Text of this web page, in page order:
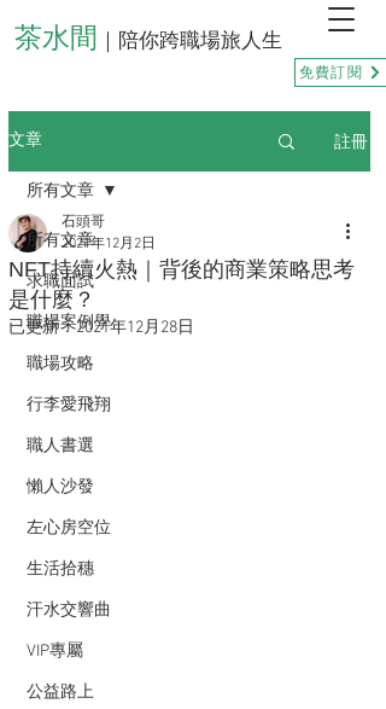
茶水間 ｜陪你跨職場旅人生
免費訂閱
文章 註冊
所有文章
求職面試
職場案例學
職場攻略
行李愛飛翔
職人書選
懶人沙發
左心房空位
生活拾穗
汗水交響曲
VIP專屬
公益路上
所有文章
NFT持續火熱｜背後的商業策略思考
是什麼？
石頭哥
2021年12月2日
已更新：2021年12月28日